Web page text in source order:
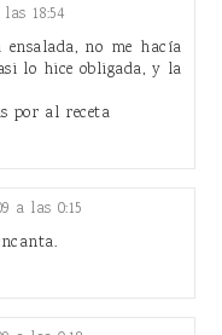
18:54
no me hacía
lo hice obligada, y la
por al receta
a las 0:15